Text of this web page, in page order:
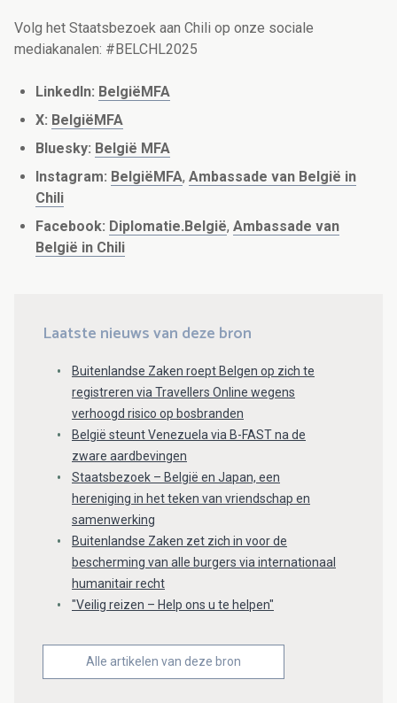
Volg het Staatsbezoek aan Chili op onze sociale
mediakanalen: #BELCHL2025
LinkedIn: BelgiëMFA
X: BelgiëMFA
Bluesky: België MFA
Instagram: BelgiëMFA, Ambassade van België in
Chili
Facebook: Diplomatie.België, Ambassade van
België in Chili
Laatste nieuws van deze bron
Buitenlandse Zaken roept Belgen op zich te
registreren via Travellers Online wegens
verhoogd risico op bosbranden
België steunt Venezuela via B-FAST na de
zware aardbevingen
Staatsbezoek – België en Japan, een
hereniging in het teken van vriendschap en
samenwerking
Buitenlandse Zaken zet zich in voor de
bescherming van alle burgers via internationaal
humanitair recht
"Veilig reizen – Help ons u te helpen"
Alle artikelen van deze bron